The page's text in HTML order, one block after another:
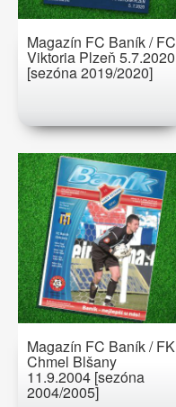
Magazín FC Baník / FC
Viktoria Plzeň 5.7.2020
[sezóna 2019/2020]
Magazín FC Baník / FK
Chmel Blšany
11.9.2004 [sezóna
2004/2005]